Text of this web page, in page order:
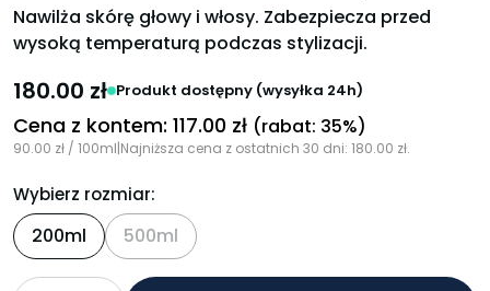
Nawilża skórę głowy i włosy. Zabezpiecza przed
wysoką temperaturą podczas stylizacji.
180.00 zł Produkt dostępny (wysyłka 24h)
Cena z kontem: 117.00 zł (rabat: 35%)
90.00 zł / 100ml|Najniższa cena z ostatnich 30 dni: 180.00 zł.
Wybierz rozmiar:
200ml 500ml